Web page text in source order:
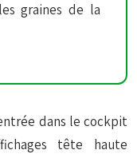
graines de la
dans le cockpit
tête haute